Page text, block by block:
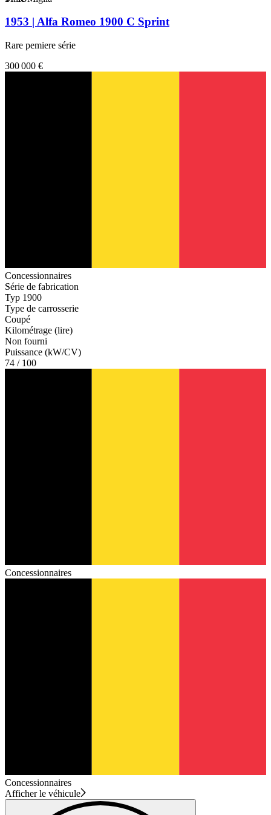
1953 | Alfa Romeo 1900 C Sprint
Rare pemiere série
300 000 €
Concessionnaires
Série de fabrication
Typ 1900
Type de carrosserie
Coupé
Kilométrage (lire)
Non fourni
Puissance (kW/CV)
74 / 100
Concessionnaires
Concessionnaires
Afficher le véhicule